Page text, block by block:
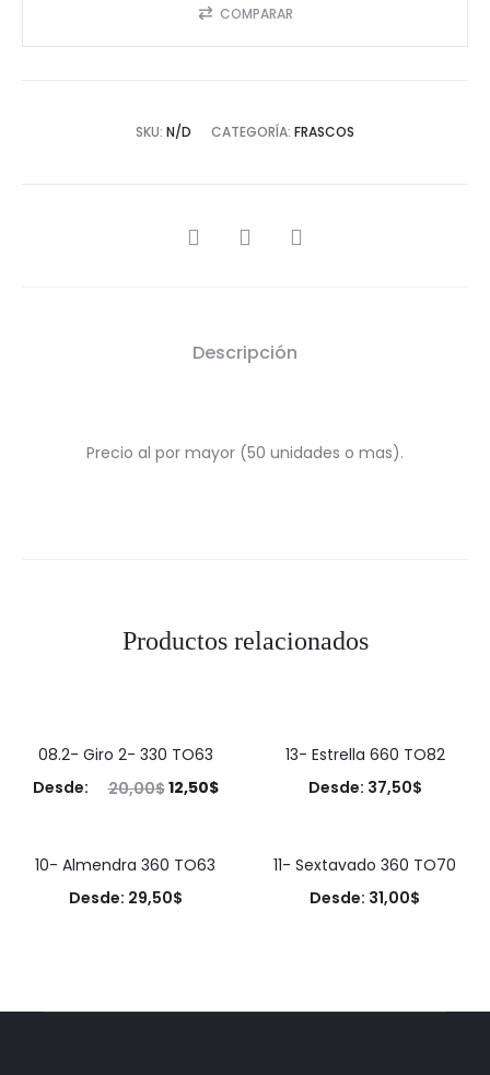
COMPARAR
SKU: N/D CATEGORÍA: FRASCOS
SHARE
Descripción
Precio al por mayor (50 unidades o mas).
Productos relacionados
38%
08.2- Giro 2- 330 TO63
Desde:
20,00$Original
12,50$Current
13- Estrella 660 TO82
Desde: 37,50$
10- Almendra 360 TO63
Desde: 29,50$
11- Sextavado 360 TO70
Desde: 31,00$